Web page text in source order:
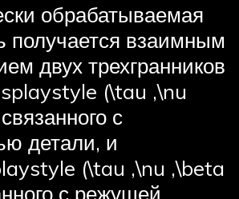
обрабатываемая
получается взаимным
двух трехгранников
(\tau ,\nu
с
детали, и
(\tau ,\nu ,\beta
с режущей